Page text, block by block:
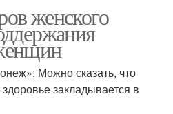
женского
Можно сказать, что
закладывается в